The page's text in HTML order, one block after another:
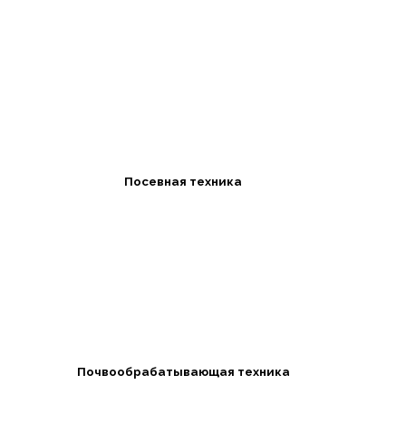
Посевная техника
Почвообрабатывающая техника